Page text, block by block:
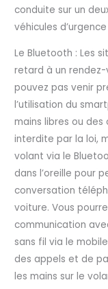
conduite sur un
véhicules
Le Bluetooth : Les
retard à un
pouvez pas venir
l’utilisation du
mains libres ou
interdite par la loi,
volant via le
dans l’oreille pour
conversation
voiture. Vous
communication
sans fil via le
des appels et de
les mains sur le